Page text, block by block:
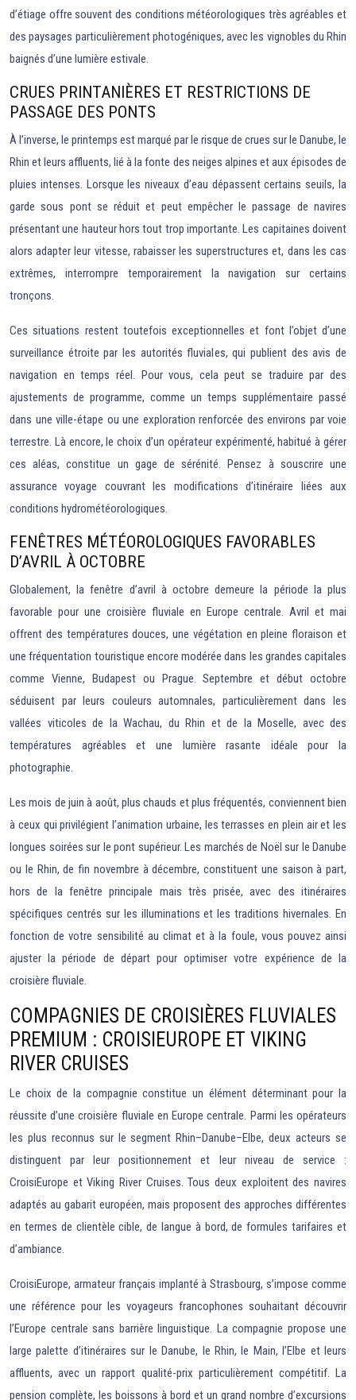
d’étiage offre souvent des conditions météorologiques très agréables et
des paysages particulièrement photogéniques, avec les vignobles du Rhin
baignés d’une lumière estivale.
CRUES PRINTANIÈRES ET RESTRICTIONS DE
PASSAGE DES PONTS
À l’inverse, le printemps est marqué par le risque de crues sur le Danube, le
Rhin et leurs affluents, lié à la fonte des neiges alpines et aux épisodes de
pluies intenses. Lorsque les niveaux d’eau dépassent certains seuils, la
garde sous pont se réduit et peut empêcher le passage de navires
présentant une hauteur hors tout trop importante. Les capitaines doivent
alors adapter leur vitesse, rabaisser les superstructures et, dans les cas
extrêmes, interrompre temporairement la navigation sur certains
tronçons.
Ces situations restent toutefois exceptionnelles et font l’objet d’une
surveillance étroite par les autorités fluviales, qui publient des avis de
navigation en temps réel. Pour vous, cela peut se traduire par des
ajustements de programme, comme un temps supplémentaire passé
dans une ville-étape ou une exploration renforcée des environs par voie
terrestre. Là encore, le choix d’un opérateur expérimenté, habitué à gérer
ces aléas, constitue un gage de sérénité. Pensez à souscrire une
assurance voyage couvrant les modifications d’itinéraire liées aux
conditions hydrométéorologiques.
FENÊTRES MÉTÉOROLOGIQUES FAVORABLES
D’AVRIL À OCTOBRE
Globalement, la fenêtre d’avril à octobre demeure la période la plus
favorable pour une croisière fluviale en Europe centrale. Avril et mai
offrent des températures douces, une végétation en pleine floraison et
une fréquentation touristique encore modérée dans les grandes capitales
comme Vienne, Budapest ou Prague. Septembre et début octobre
séduisent par leurs couleurs automnales, particulièrement dans les
vallées viticoles de la Wachau, du Rhin et de la Moselle, avec des
températures agréables et une lumière rasante idéale pour la
photographie.
Les mois de juin à août, plus chauds et plus fréquentés, conviennent bien
à ceux qui privilégient l’animation urbaine, les terrasses en plein air et les
longues soirées sur le pont supérieur. Les marchés de Noël sur le Danube
ou le Rhin, de fin novembre à décembre, constituent une saison à part,
hors de la fenêtre principale mais très prisée, avec des itinéraires
spécifiques centrés sur les illuminations et les traditions hivernales. En
fonction de votre sensibilité au climat et à la foule, vous pouvez ainsi
ajuster la période de départ pour optimiser votre expérience de la
croisière fluviale.
COMPAGNIES DE CROISIÈRES FLUVIALES
PREMIUM : CROISIEUROPE ET VIKING
RIVER CRUISES
Le choix de la compagnie constitue un élément déterminant pour la
réussite d’une croisière fluviale en Europe centrale. Parmi les opérateurs
les plus reconnus sur le segment Rhin–Danube–Elbe, deux acteurs se
distinguent par leur positionnement et leur niveau de service :
CroisiEurope et Viking River Cruises. Tous deux exploitent des navires
adaptés au gabarit européen, mais proposent des approches différentes
en termes de clientèle cible, de langue à bord, de formules tarifaires et
d’ambiance.
CroisiEurope, armateur français implanté à Strasbourg, s’impose comme
une référence pour les voyageurs francophones souhaitant découvrir
l’Europe centrale sans barrière linguistique. La compagnie propose une
large palette d’itinéraires sur le Danube, le Rhin, le Main, l’Elbe et leurs
affluents, avec un rapport qualité-prix particulièrement compétitif. La
pension complète, les boissons à bord et un grand nombre d’excursions